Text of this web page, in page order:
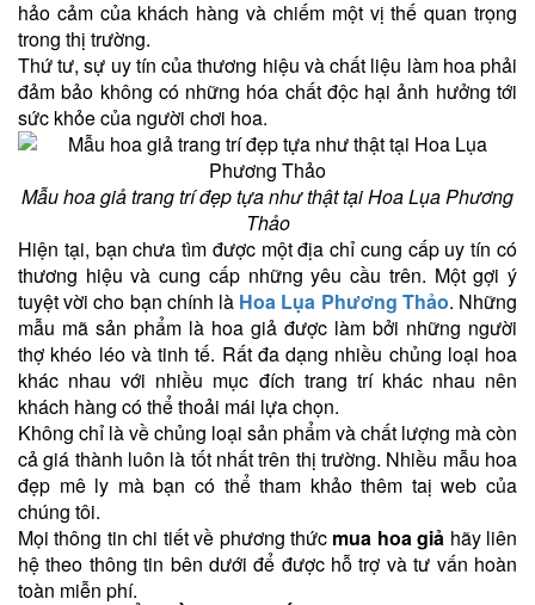
hảo cảm của khách hàng và chiếm một vị thế quan trọng
trong thị trường.
Thứ tư, sự uy tín của thương hiệu và chất liệu làm hoa phải
đảm bảo không có những hóa chất độc hại ảnh hưởng tới
sức khỏe của người chơi hoa.
Mẫu hoa giả trang trí đẹp tựa như thật tại Hoa Lụa Phương
Thảo
Hiện tại, bạn chưa tìm được một địa chỉ cung cấp uy tín có
thương hiệu và cung cấp những yêu cầu trên. Một gợi ý
tuyệt vời cho bạn chính là Hoa Lụa Phương Thảo. Những
mẫu mã sản phẩm là hoa giả được làm bởi những người
thợ khéo léo và tinh tế. Rất đa dạng nhiều chủng loại hoa
khác nhau với nhiều mục đích trang trí khác nhau nên
khách hàng có thể thoải mái lựa chọn.
Không chỉ là về chủng loại sản phẩm và chất lượng mà còn
cả giá thành luôn là tốt nhất trên thị trường. Nhiều mẫu hoa
đẹp mê ly mà bạn có thể tham khảo thêm taị web của
chúng tôi.
Mọi thông tin chi tiết về phương thứcmua hoa giả hãy liên
hệ theo thông tin bên dưới để được hỗ trợ và tư vấn hoàn
toàn miễn phí.